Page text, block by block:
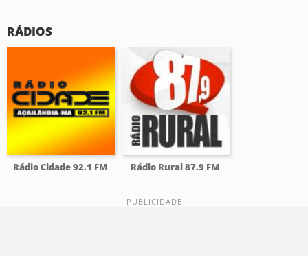
RÁDIOS
Rádio Cidade 92.1 FM Rádio Rural 87.9 FM